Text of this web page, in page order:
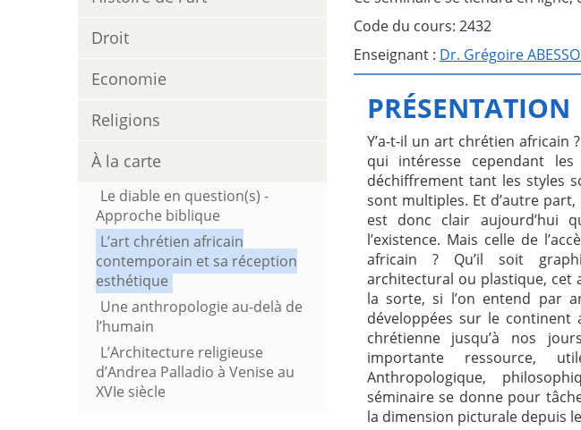
Droit
Economie
Religions
À la carte
Le diable en question(s) -
Approche biblique
L’art chrétien africain
contemporain et sa réception
esthétique
Une anthropologie au-delà de
l’humain
L’Architecture religieuse
d’Andrea Palladio à Venise au
XVIe siècle
Code du cours: 2432
Enseignant : Dr. Grégoire
PRÉSENTATION
Y’a-t-il un art chrétien africain
qui intéresse cependant les
déchiffrement tant les styles
sont multiples. Et d’autre
est donc clair aujourd’hui
l’existence. Mais celle de
africain ? Qu’il soit
architectural ou plastique, cet
la sorte, si l’on entend par
développées sur le continent
chrétienne jusqu’à nos
importante ressource,
Anthropologique,
séminaire se donne pour
la dimension picturale depuis